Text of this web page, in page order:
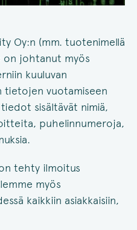
Oy:n (mm. tuotenimellä
on johtanut myös
kuuluvan
tietojen vuotamiseen
sisältävät nimiä,
puhelinnumeroja,
tehty ilmoitus
myös
kaikkiin asiakkaisiin,